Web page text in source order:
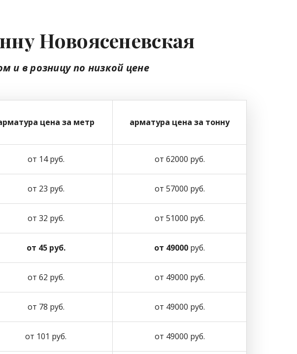
Новоясеневская
и в розницупо низкой цене
цена за метр арматура цена за тонну
от 14 руб. от 62000 руб.
от 23 руб. от 57000 руб.
от 32 руб. от 51000 руб.
от 45 руб. от 49000 руб.
от 62 руб. от 49000 руб.
от 78 руб. от 49000 руб.
от 101 руб. от 49000 руб.